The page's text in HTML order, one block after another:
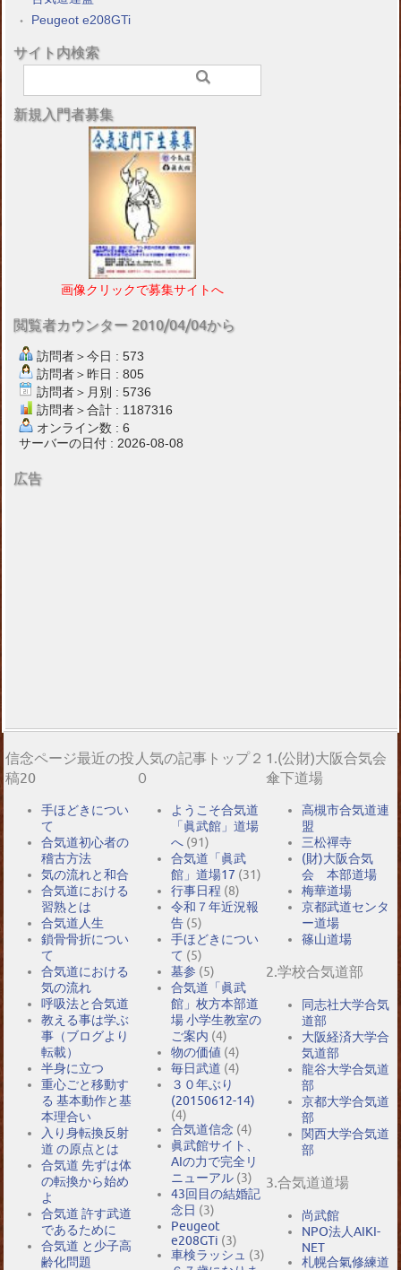
Peugeot e208GTi
サイト内検索
新規入門者募集
画像クリックで募集サイトへ
閲覧者カウンター 2010/04/04から
訪問者＞今日 : 573
訪問者＞昨日 : 805
訪問者＞月別 : 5736
訪問者＞合計 : 1187316
オンライン数 : 6
サーバーの日付 : 2026-08-08
広告
信念ページ最近の投
稿20
手ほどきについ
て
合気道初心者の
稽古方法
気の流れと和合
合気道における
習熟とは
合気道人生
鎖骨骨折につい
て
合気道における
気の流れ
呼吸法と合気道
教える事は学ぶ
事（ブログより
転載）
半身に立つ
重心ごと移動す
る 基本動作と基
本理合い
入り身転換反射
道 の原点とは
合気道 先ずは体
の転換から始め
よ
合気道 許す武道
であるために
合気道 と少子高
齢化問題
人気の記事トップ２
０
ようこそ合気道
「眞武館」道場
へ (91)
合気道「眞武
館」道場17 (31)
行事日程 (8)
令和７年近況報
告 (5)
手ほどきについ
て (5)
墓参 (5)
合気道「眞武
館」枚方本部道
場 小学生教室の
ご案内 (4)
物の価値 (4)
毎日武道 (4)
３０年ぶり
(20150612-14)
(4)
合気道信念 (4)
眞武館サイト、
AIの力で完全リ
ニューアル (3)
43回目の結婚記
念日 (3)
Peugeot
e208GTi (3)
車検ラッシュ (3)
1.(公財)大阪合気会
傘下道場
高槻市合気道連
盟
三松禪寺
(財)大阪合気
会 本部道場
梅華道場
京都武道センタ
ー道場
篠山道場
2.学校合気道部
同志社大学合気
道部
大阪経済大学合
気道部
龍谷大学合気道
部
京都大学合気道
部
関西大学合気道
部
3.合気道道場
尚武館
NPO法人AIKI-
NET
札幌合氣修練道